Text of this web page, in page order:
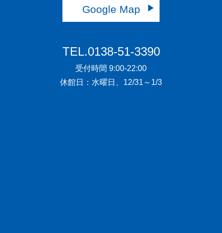
Google Map
TEL.0138-51-3390
受付時間 9:00-22:00
休館日：水曜日、12/31～1/3